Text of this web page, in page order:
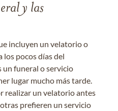
y las
incluyen un velatorio o
los pocos días del
un funeral o servicio
lugar mucho más tarde.
realizar un velatorio antes
prefieren un servicio